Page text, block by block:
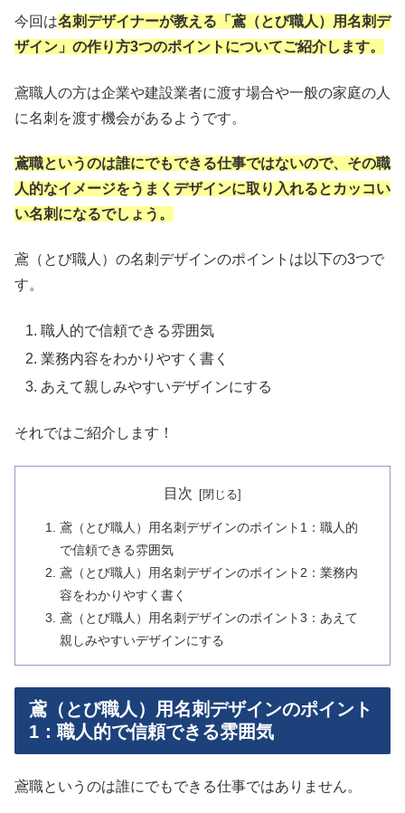
今回は名刺デザイナーが教える「鳶（とび職人）用名刺デ
ザイン」の作り方3つのポイントについてご紹介します。
鳶職人の方は企業や建設業者に渡す場合や一般の家庭の人
に名刺を渡す機会があるようです。
鳶職というのは誰にでもできる仕事ではないので、その職
人的なイメージをうまくデザインに取り入れるとカッコい
い名刺になるでしょう。
鳶（とび職人）の名刺デザインのポイントは以下の3つで
す。
職人的で信頼できる雰囲気
業務内容をわかりやすく書く
あえて親しみやすいデザインにする
それではご紹介します！
目次
鳶（とび職人）用名刺デザインのポイント1：職人的
で信頼できる雰囲気
鳶（とび職人）用名刺デザインのポイント2：業務内
容をわかりやすく書く
鳶（とび職人）用名刺デザインのポイント3：あえて
親しみやすいデザインにする
鳶（とび職人）用名刺デザインのポイント
1：職人的で信頼できる雰囲気
鳶職というのは誰にでもできる仕事ではありません。